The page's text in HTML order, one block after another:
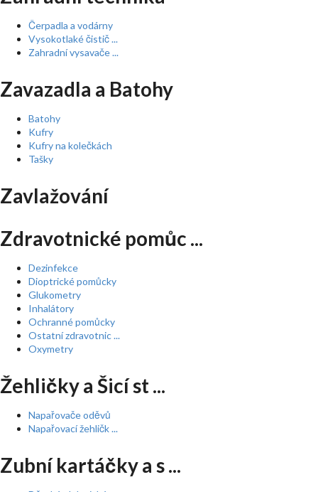
Čerpadla a vodárny
Vysokotlaké čistič ...
Zahradní vysavače ...
Zavazadla a Batohy
Batohy
Kufry
Kufry na kolečkách
Tašky
Zavlažování
Zdravotnické pomůc ...
Dezinfekce
Dioptrické pomůcky
Glukometry
Inhalátory
Ochranné pomůcky
Ostatní zdravotnic ...
Oxymetry
Žehličky a Šicí st ...
Napařovače oděvů
Napařovací žehličk ...
Zubní kartáčky a s ...